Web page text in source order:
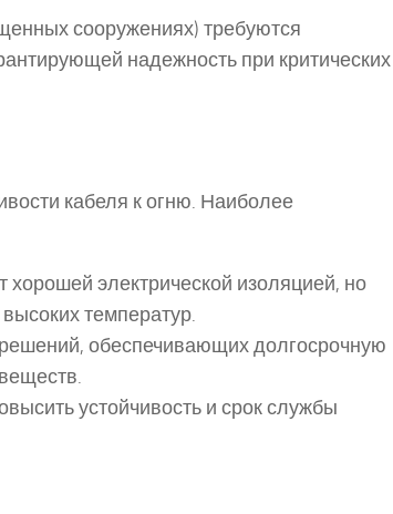
сооружениях) требуются
надежность при критических
кабеля к огню. Наиболее
хорошей электрической изоляцией, но
температур.
решений, обеспечивающих долгосрочную
устойчивость и срок службы